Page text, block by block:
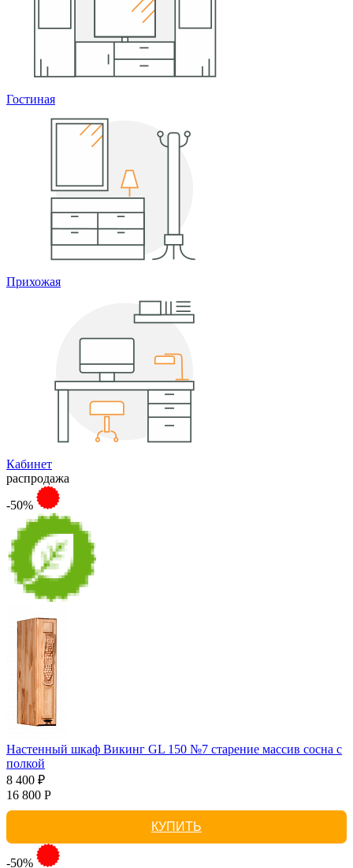
Гостиная
Прихожая
Кабинет
распродажа
-50%
Настенный шкаф Викинг GL 150 №7 старение массив сосна с
полкой
8 400 ₽
16 800 Р
КУПИТЬ
-50%